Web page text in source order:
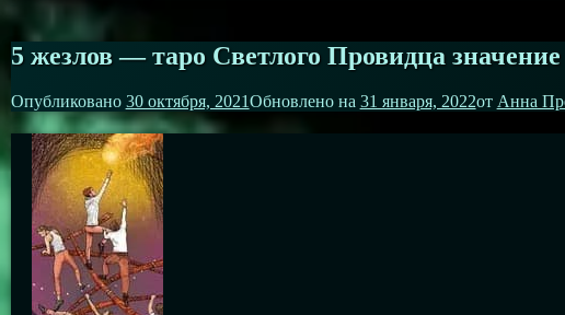
5 жезлов — таро Светлого Провидца
Опубликовано 30 октября, 2021Обновлено на 31 января, 2022от Анна